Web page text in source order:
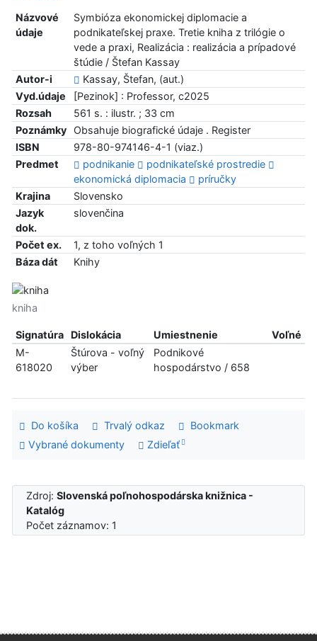
Názvové
údaje
Symbióza ekonomickej diplomacie a
podnikateľskej praxe. Tretie kniha z trilógie o
vede a praxi, Realizácia : realizácia a prípadové
štúdie / Štefan Kassay
Autor-i
Kassay, Štefan, (aut.)
Vyd.údaje
[Pezinok] : Professor, c2025
Rozsah
561 s. : ilustr. ; 33 cm
Poznámky
Obsahuje biografické údaje . Register
ISBN
978-80-974146-4-1 (viaz.)
Predmet
podnikanie
podnikateľské prostredie
ekonomická diplomacia
príručky
Krajina
Slovensko
Jazyk
dok.
slovenčina
Počet ex.
1, z toho voľných 1
Báza dát
Knihy
kniha
Signatúra Dislokácia Umiestnenie
Voľné
M-
618020
Štúrova - voľný
výber
Podnikové
hospodárstvo / 658
Do košíka Trvalý odkaz
Bookmark
Vybrané dokumenty
Zdieľať
Zdroj:Slovenská poľnohospodárska knižnica -
Katalóg
Počet záznamov: 1